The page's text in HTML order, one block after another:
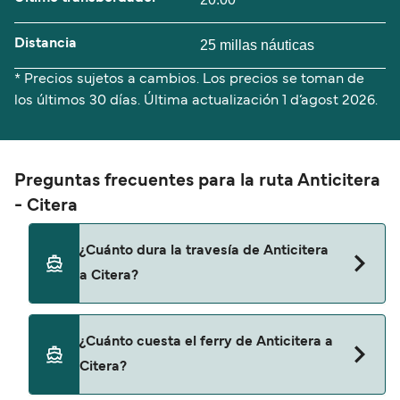
Distancia 25 millas náuticas
* Precios sujetos a cambios. Los precios se toman de
los últimos 30 días. Última actualización
1 d’agost 2026.
Preguntas frecuentes para la ruta Anticitera
- Citera
¿Cuánto dura la travesía de Anticitera
a Citera?
Citera es de aproximadamente 1 hora 45 minutos.
temporada a otra, por lo que te recomendamos
¿Cuánto cuesta el ferry de Anticitera a
Citera?